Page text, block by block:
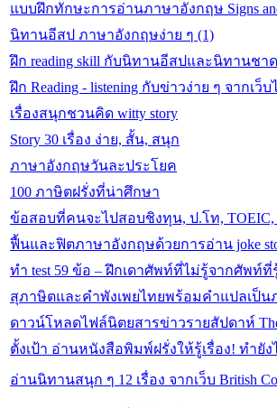
แบบฝึกทักษะการอ่านภาษาอังกฤษ Signs
นิทานอีสป ภาษาอังกฤษง่าย ๆ (1)
ฝึก reading skill กับนิทานอีสปและนิทานชา
ฝึก Reading - listening กับข่าวง่าย ๆ จากเว็
เรื่องสนุกชวนคิด witty story
Story 30 เรื่อง ง่าย, สั้น, สนุก
ภาษาอังกฤษวันละประโยค
100 ภาษิตฝรั่งที่น่าศึกษา
ข้อสอบที่คนจะไปสอบชิงทุน, ป.โท,
ฟื้นและฟิตภาษาอังกฤษด้วยการอ่าน joke
ทำ test 59 ข้อ – ฝึกเดาศัพท์ที่ไม่รู้จากศัพท์ที่
สุภาษิตและคำพังเพยไทยพร้อมคำแปลเป็
ดาวน์โหลดไฟล์นิตยสารข่าวรายสัปดาห์ The
ตั้งเป้า อ่านหนังสือพิมพ์ฝรั่งให้รู้เรื่อง! ทำยัง
อ่านนิทานสนุก ๆ 12 เรื่อง จากเว็บ British